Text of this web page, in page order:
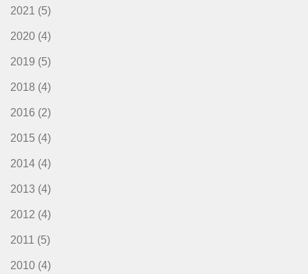
2021 (5)
2020 (4)
2019 (5)
2018 (4)
2016 (2)
2015 (4)
2014 (4)
2013 (4)
2012 (4)
2011 (5)
2010 (4)